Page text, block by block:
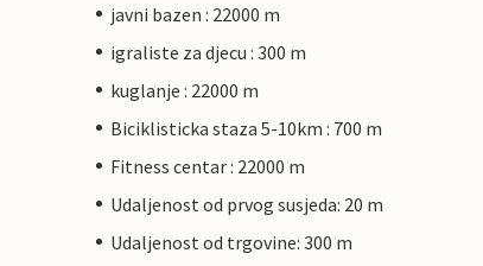
javni bazen : 22000 m
igraliste za djecu : 300 m
kuglanje : 22000 m
Biciklisticka staza 5-10km : 700 m
Fitness centar : 22000 m
Udaljenost od prvog susjeda: 20 m
Udaljenost od trgovine: 300 m